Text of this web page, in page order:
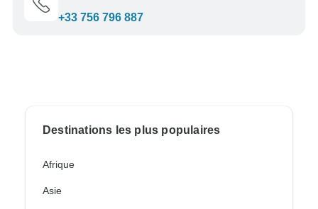
+33 756 796 887
Destinations les plus populaires
Afrique
Asie